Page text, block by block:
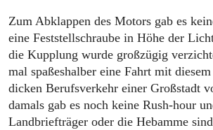
Zum Abklappen des Motors gab es
eine Feststellschraube in Höhe der
die Kupplung wurde großzügig
mal spaßeshalber eine Fahrt mit
dicken Berufsverkehr einer Großstadt
damals gab es noch keine Rush-hour
Landbriefträger oder die Hebamme